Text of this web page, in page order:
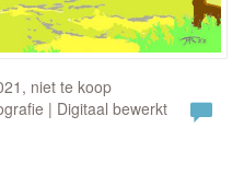
niet te koop
| Digitaal bewerkt